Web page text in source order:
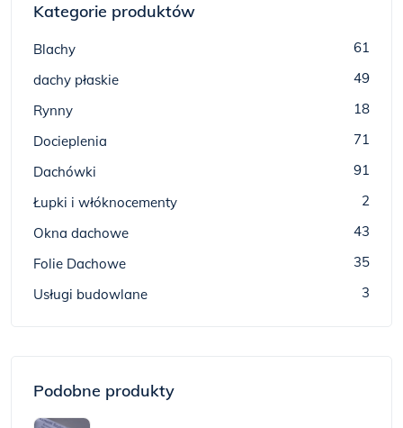
Kategorie produktów
Blachy
61
dachy płaskie
49
Rynny
18
Docieplenia
71
Dachówki
91
Łupki i włóknocementy
2
Okna dachowe
43
Folie Dachowe
35
Usługi budowlane
3
Podobne produkty